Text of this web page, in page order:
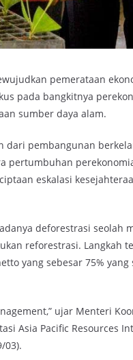
pemerataan
pada bangkitnya
sumber daya alam.
dari pembangunan
pertumbuhan
eskalasi
deforestrasi seolah
reforestrasi. Langkah
yang sebesar 75% yang
ujar Menteri
Asia Pacific Resources
03).